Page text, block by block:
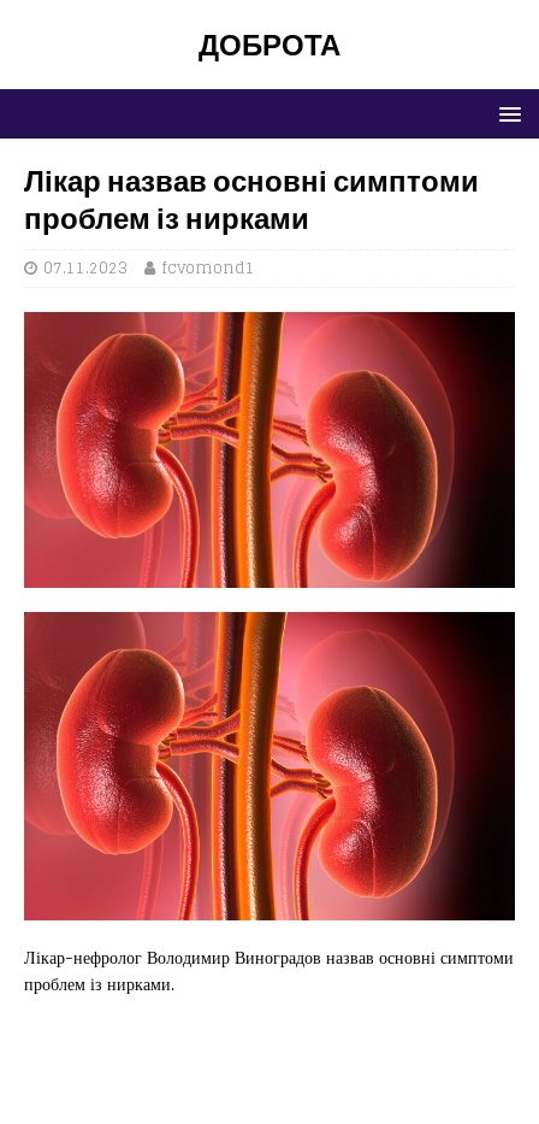
ДОБРОТА
Лікар назвав основні симптоми
проблем із нирками
07.11.2023 fcvomond1
Лікар-нефролог Володимир Виноградов назвав основні симптоми
проблем із нирками.